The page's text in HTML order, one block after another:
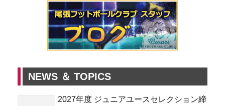
NEWS ＆ TOPICS
2027年度 ジュニアユースセレクション締